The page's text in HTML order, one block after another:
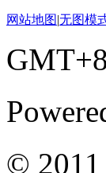
网站地图|无图模
© 2011